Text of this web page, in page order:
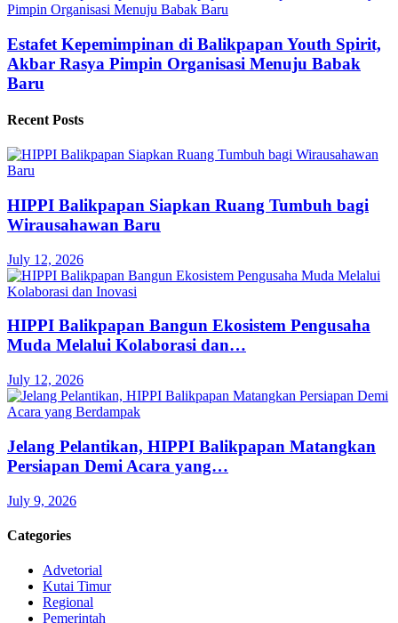
Estafet Kepemimpinan di Balikpapan Youth Spirit,
Akbar Rasya Pimpin Organisasi Menuju Babak
Baru
Recent Posts
HIPPI Balikpapan Siapkan Ruang Tumbuh bagi
Wirausahawan Baru
July 12, 2026
HIPPI Balikpapan Bangun Ekosistem Pengusaha
Muda Melalui Kolaborasi dan…
July 12, 2026
Jelang Pelantikan, HIPPI Balikpapan Matangkan
Persiapan Demi Acara yang…
July 9, 2026
Categories
Advetorial
Kutai Timur
Regional
Pemerintah